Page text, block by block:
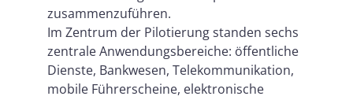
zusammenzuführen.
Im Zentrum der Pilotierung standen sechs
zentrale Anwendungsbereiche: öffentliche
Dienste, Bankwesen, Telekommunikation,
mobile Führerscheine, elektronische